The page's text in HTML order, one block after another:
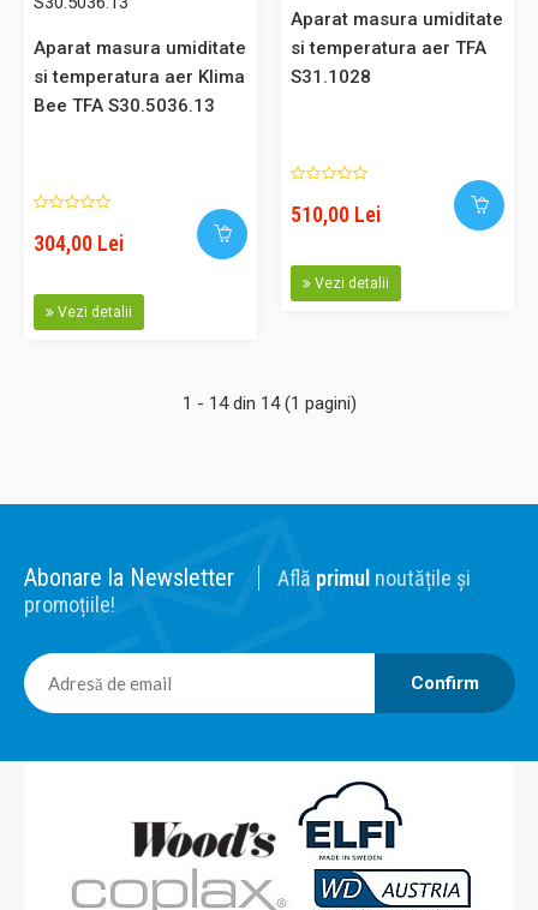
Cod: S31.3300 Masurare simpla a distanelor cu precizie
milimetrica, masurare a unei distante sau masurare continua,
adunari si scaderi distante, calcul arii si volume, functii
trigonometrice pentru masuratori indirecte (teoria lui
645,00 Lei
Comparaţie
Cod: S31.1132 Descriere: Aparat de masura temperatura
pentru suprafete: pereti, grinzi, geamuri etc. Masuratorile sunt
de tip neinvaziv. Acest aparat nu este destinat pentru a fi
utilizat in scopuri medicale. Este destinat masuratorilor
temperaturii in materialele de constructie. Masur..
255,00 Lei
Adaugă în Coş
Aparat masura umiditate
si temperatura aer Klima
Bee TFA S30.5036.13
304,00 Lei
Vezi detalii
Aparat masura umiditate
si temperatura aer TFA
S31.1028
510,00 Lei
Vezi detalii
1 - 14 din 14 (1 pagini)
Abonare la Newsletter Află primul noutățile și
promoțiile!
Confirm